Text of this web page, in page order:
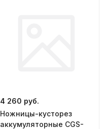
4 260 руб.
Ножницы-кусторез
аккумуляторные CGS-